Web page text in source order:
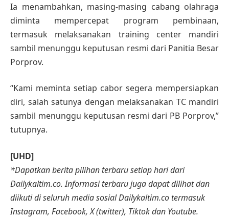
Ia menambahkan, masing-masing cabang olahraga
diminta mempercepat program pembinaan,
termasuk melaksanakan training center mandiri
sambil menunggu keputusan resmi dari Panitia Besar
Porprov.
“Kami meminta setiap cabor segera mempersiapkan
diri, salah satunya dengan melaksanakan TC mandiri
sambil menunggu keputusan resmi dari PB Porprov,”
tutupnya.
[UHD]
*Dapatkan berita pilihan terbaru setiap hari dari
Dailykaltim.co. Informasi terbaru juga dapat dilihat dan
diikuti di seluruh media sosial Dailykaltim.co termasuk
Instagram, Facebook, X (twitter), Tiktok dan Youtube.